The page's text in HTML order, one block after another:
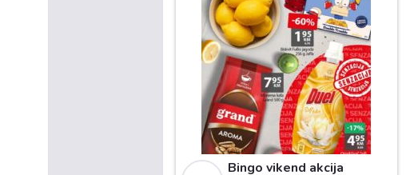
Bingo vikend akcija